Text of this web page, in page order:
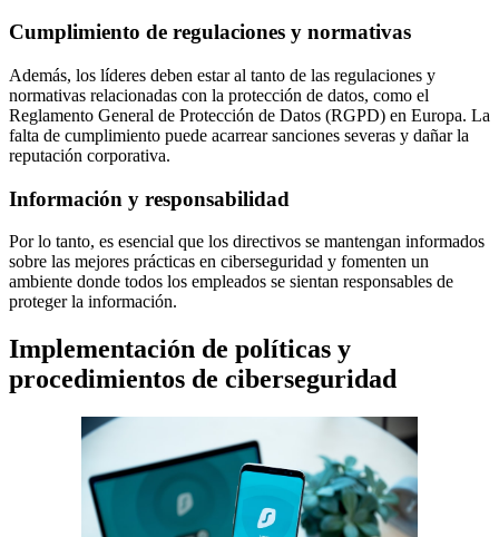
Cumplimiento de regulaciones y normativas
Además, los líderes deben estar al tanto de las regulaciones y
normativas relacionadas con la protección de datos, como el
Reglamento General de Protección de Datos (RGPD) en Europa. La
falta de cumplimiento puede acarrear sanciones severas y dañar la
reputación corporativa.
Información y responsabilidad
Por lo tanto, es esencial que los directivos se mantengan informados
sobre las mejores prácticas en ciberseguridad y fomenten un
ambiente donde todos los empleados se sientan responsables de
proteger la información.
Implementación de políticas y
procedimientos de ciberseguridad